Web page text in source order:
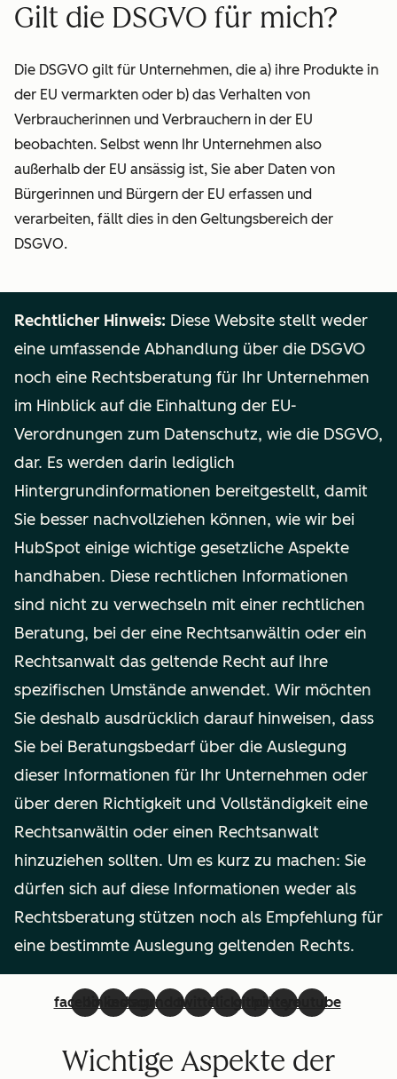
Gilt die DSGVO für mich?
Die DSGVO gilt für Unternehmen, die a) ihre Produkte in
der EU vermarkten oder b) das Verhalten von
Verbraucherinnen und Verbrauchern in der EU
beobachten. Selbst wenn Ihr Unternehmen also
außerhalb der EU ansässig ist, Sie aber Daten von
Bürgerinnen und Bürgern der EU erfassen und
verarbeiten, fällt dies in den Geltungsbereich der
DSGVO.
Rechtlicher Hinweis: Diese Website stellt weder
eine umfassende Abhandlung über die DSGVO
noch eine Rechtsberatung für Ihr Unternehmen
im Hinblick auf die Einhaltung der EU-
Verordnungen zum Datenschutz, wie die DSGVO,
dar. Es werden darin lediglich
Hintergrundinformationen bereitgestellt, damit
Sie besser nachvollziehen können, wie wir bei
HubSpot einige wichtige gesetzliche Aspekte
handhaben. Diese rechtlichen Informationen
sind nicht zu verwechseln mit einer rechtlichen
Beratung, bei der eine Rechtsanwältin oder ein
Rechtsanwalt das geltende Recht auf Ihre
spezifischen Umstände anwendet. Wir möchten
Sie deshalb ausdrücklich darauf hinweisen, dass
Sie bei Beratungsbedarf über die Auslegung
dieser Informationen für Ihr Unternehmen oder
über deren Richtigkeit und Vollständigkeit eine
Rechtsanwältin oder einen Rechtsanwalt
hinzuziehen sollten. Um es kurz zu machen: Sie
dürfen sich auf diese Informationen weder als
Rechtsberatung stützen noch als Empfehlung für
eine bestimmte Auslegung geltenden Rechts.
facebooklinkedininstagram
soundcloud
twitterflickrgithubpinterestyoutube
Wichtige Aspekte der